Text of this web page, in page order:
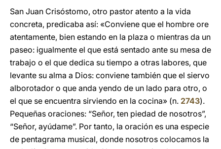
San Juan Crisóstomo, otro pastor atento a la vida
concreta, predicaba así: «Conviene que el hombre ore
atentamente, bien estando en la plaza o mientras da un
paseo: igualmente el que está sentado ante su mesa de
trabajo o el que dedica su tiempo a otras labores, que
levante su alma a Dios: conviene también que el siervo
alborotador o que anda yendo de un lado para otro, o
el que se encuentra sirviendo en la cocina» (n. 2743).
Pequeñas oraciones: “Señor, ten piedad de nosotros”,
“Señor, ayúdame”. Por tanto, la oración es una especie
de pentagrama musical, donde nosotros colocamos la